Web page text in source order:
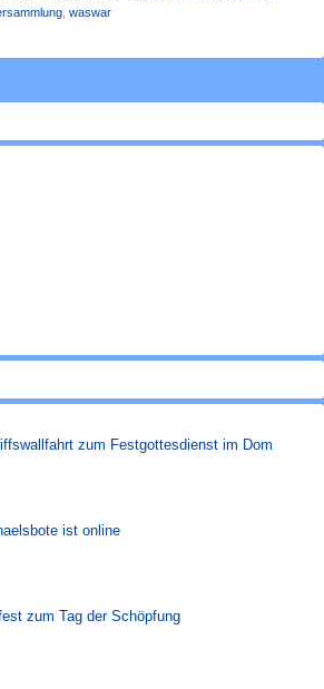
waswar
zum Fest­gott­es­dienst im Dom
ist on­line
zum Tag der Schöpfung